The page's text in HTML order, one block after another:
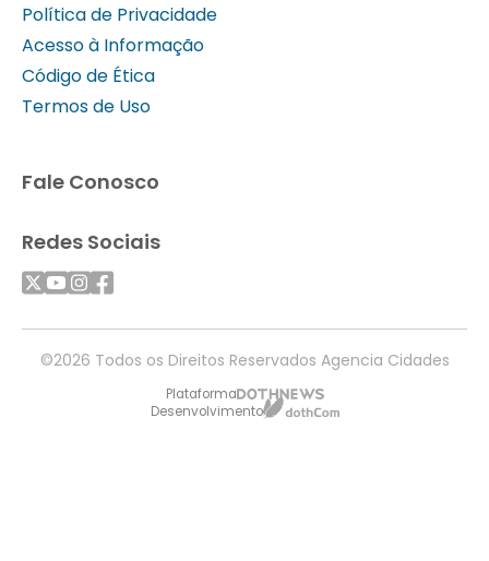
Política de Privacidade
Acesso à Informação
Código de Ética
Termos de Uso
Fale Conosco
Redes Sociais
©2026 Todos os Direitos Reservados Agencia Cidades
Plataforma
Desenvolvimento